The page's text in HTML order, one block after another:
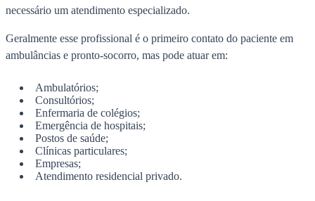
necessário um atendimento especializado.
Geralmente esse profissional é o primeiro contato do paciente em
ambulâncias e pronto-socorro, mas pode atuar em:
Ambulatórios;
Consultórios;
Enfermaria de colégios;
Emergência de hospitais;
Postos de saúde;
Clínicas particulares;
Empresas;
Atendimento residencial privado.